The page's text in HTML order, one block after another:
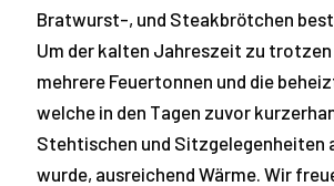
Bratwurst-, und Steakbrötchen
Um der kalten Jahreszeit zu
mehrere Feuertonnen und die
welche in den Tagen zuvor
Stehtischen und
wurde, ausreichend Wärme. Wir